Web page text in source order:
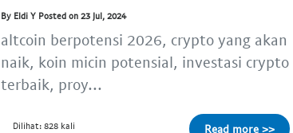
By Eldi Y Posted on 23 Jul, 2024
altcoin berpotensi 2026, crypto yang akan
naik, koin micin potensial, investasi crypto
terbaik, proy...
Dilihat: 828 kali Read more >>